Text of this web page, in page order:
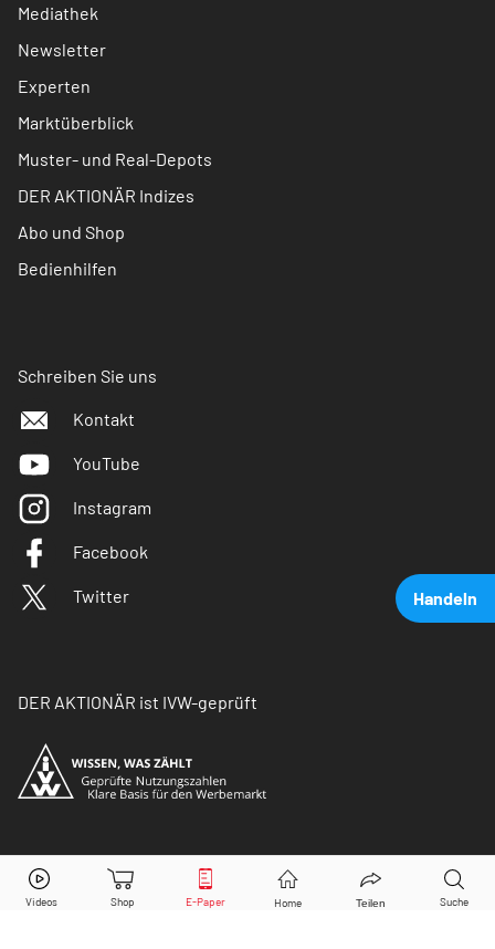
Handeln
Hexagon Composites Aktie jetzt handeln?
Mediathek
Newsletter
Experten
Marktüberblick
Muster- und Real-Depots
DER AKTIONÄR Indizes
Abo und Shop
Bedienhilfen
Schreiben Sie uns
Kontakt
YouTube
Instagram
Facebook
Twitter
DER AKTIONÄR ist IVW-geprüft
© Copyright 2026 Börsenmedien AG. Alle Rechte